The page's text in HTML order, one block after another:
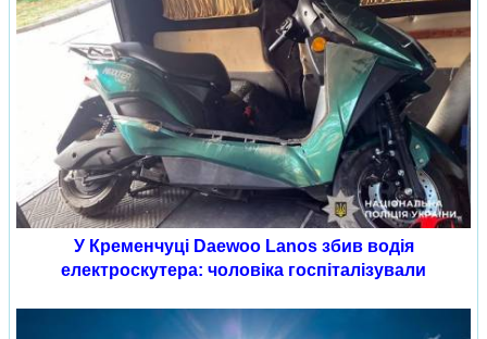
У Кременчуці Daewoo Lanos збив водія
електроскутера: чоловіка госпіталізували